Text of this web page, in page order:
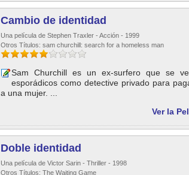
Cambio de identidad
Una película de Stephen Traxler - Acción - 1999
Otros Títulos: sam churchill: search for a homeless man
Sam Churchill es un ex-surfero que se
esporádicos como detective privado para
a una mujer. ...
Ver la
Doble identidad
Una película de Victor Sarin - Thriller - 1998
Otros Títulos: The Waiting Game